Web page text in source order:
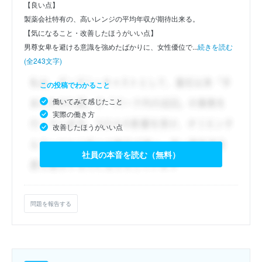
【良い点】
製薬会社特有の、高いレンジの平均年収が期待出来る。
【気になること・改善したほうがいい点】
男尊女卑を避ける意識を強めたばかりに、女性優位で...続きを読む
(全243文字)
この投稿でわかること
働いてみて感じたこと
実際の働き方
改善したほうがいい点
社員の本音を読む（無料）
問題を報告する